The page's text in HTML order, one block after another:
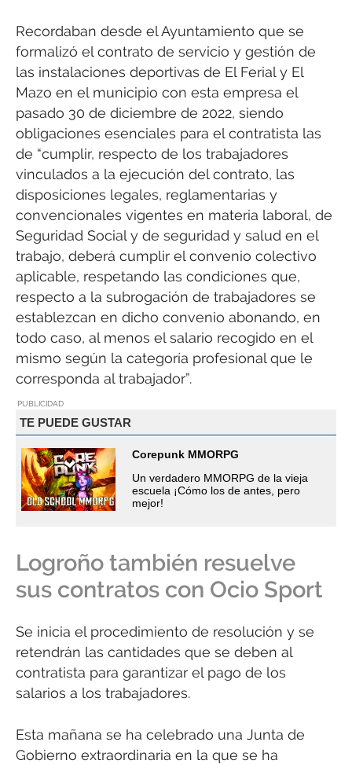
Recordaban desde el Ayuntamiento que se
formalizó el contrato de servicio y gestión de
las instalaciones deportivas de El Ferial y El
Mazo en el municipio con esta empresa el
pasado 30 de diciembre de 2022, siendo
obligaciones esenciales para el contratista las
de “cumplir, respecto de los trabajadores
vinculados a la ejecución del contrato, las
disposiciones legales, reglamentarias y
convencionales vigentes en materia laboral, de
Seguridad Social y de seguridad y salud en el
trabajo, deberá cumplir el convenio colectivo
aplicable, respetando las condiciones que,
respecto a la subrogación de trabajadores se
establezcan en dicho convenio abonando, en
todo caso, al menos el salario recogido en el
mismo según la categoría profesional que le
corresponda al trabajador”.
PUBLICIDAD
TE PUEDE GUSTAR
Corepunk MMORPG
Un verdadero MMORPG de la vieja
escuela ¡Cómo los de antes, pero
mejor!
Logroño también resuelve
sus contratos con Ocio Sport
Se inicia el procedimiento de resolución y se
retendrán las cantidades que se deben al
contratista para garantizar el pago de los
salarios a los trabajadores.
Esta mañana se ha celebrado una Junta de
Gobierno extraordinaria en la que se ha